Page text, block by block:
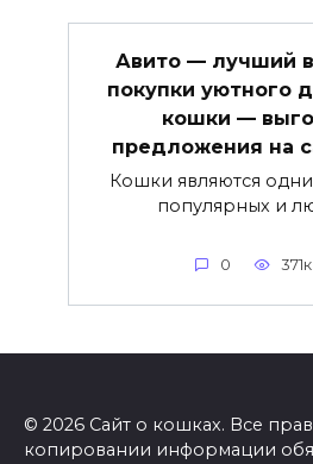
Авито — лучший
покупки уютного
кошки —
предложения на
Кошки являются
популярных и
0 371к.
© 2026 Сайт о кошках. Все
копировании информации